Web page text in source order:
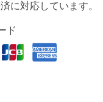
に対応しています。
ド